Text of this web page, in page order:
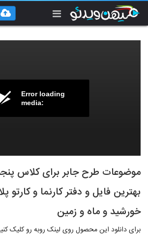
Error loading
media:
بهترین فایل و دفتر کارنما و
خورشید و ماه و زمین
برای دانلود این محصول روی لینک روبه رو کلیک